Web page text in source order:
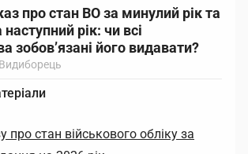
про стан ВО за минулий рік та
рік: чи всі
зобов’язані його видавати?
про стан військового обліку за